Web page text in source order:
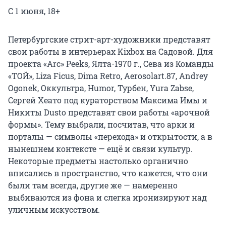
С 1 июня, 18+
Петербургские стрит-арт-художники представят
свои работы в интерьерах Kixbox на Садовой. Для
проекта «Arc» Peeks, Ялта-1970 г., Сева из Команды
«ТОЙ», Liza Ficus, Dima Retro, Aerosolart.87, Andrey
Ogonek, Оккультра, Humor, Турбен, Yura Zabse,
Сергей Хеато под кураторством Максима Имы и
Никиты Dusto представят свои работы «арочной
формы». Тему выбрали, посчитав, что арки и
порталы — символы «перехода» и открытости, а в
нынешнем контексте — ещё и связи культур.
Некоторые предметы настолько органично
вписались в пространство, что кажется, что они
были там всегда, другие же — намеренно
выбиваются из фона и слегка иронизируют над
уличным искусством.